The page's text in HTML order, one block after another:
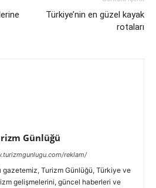
Türkiye’nin en güzel kayak
rotaları
Günlüğü
reklam/
gazetemiz, Turizm Günlüğü, Türkiye ve
gelişmelerini, güncel haberleri ve